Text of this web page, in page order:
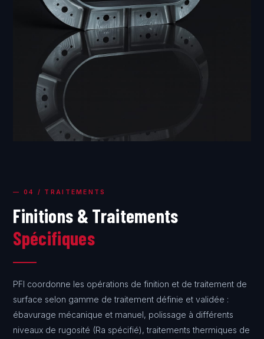
— 04 / TRAITEMENTS
Finitions & Traitements
Spécifiques
PFI coordonne les opérations de finition et de traitement de
surface selon gamme de traitement définie et validée :
ébavurage mécanique et manuel, polissage à différents
niveaux de rugosité (Ra spécifié), traitements thermiques de